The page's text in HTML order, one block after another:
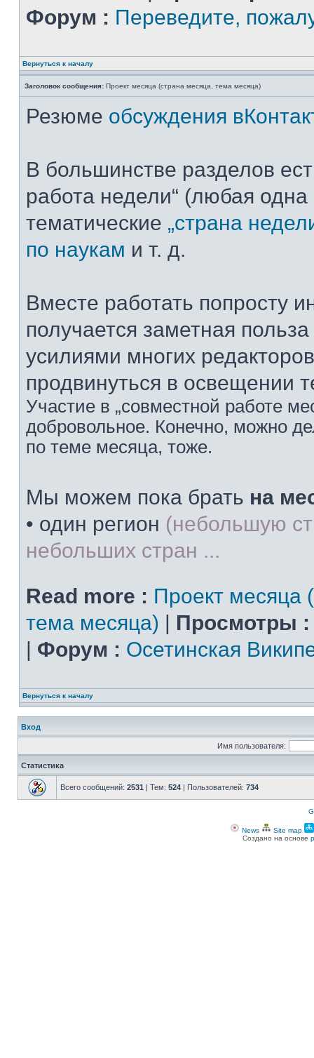
Форум : Переведите,
Вернуться к началу
Заголовок сообщения: Проект месяца (страна месяца, тема месяца)
Резюме обсуждения
В большинстве разделов
работа недели“ (любая одна
тематические „страна
по наукам и т. д.
Вместе работать попросту
получается заметная
усилиями многих
продвинуться в освещении
Участие в „совместной работе
добровольное. Конечно, можно
по теме месяца, тоже.
Мы можем пока брать на
• один регион (небольшую
небольших стран ...
Read more : Проект месяца
тема месяца) | Просмотры :
| Форум : Осетинская
Вернуться к началу
Вход
Имя пользователя:
Статистика
Всего сообщений: 2531 | Тем: 524 | Пользователей: 734
News Site map
Создано на основе